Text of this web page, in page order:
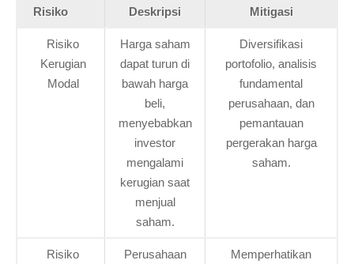
Risiko Deskripsi Mitigasi
Risiko
Kerugian
Modal
Harga saham
dapat turun di
bawah harga
beli,
menyebabkan
investor
mengalami
kerugian saat
menjual
saham.
Diversifikasi
portofolio, analisis
fundamental
perusahaan, dan
pemantauan
pergerakan harga
saham.
Risiko
Perusahaan
Memperhatikan